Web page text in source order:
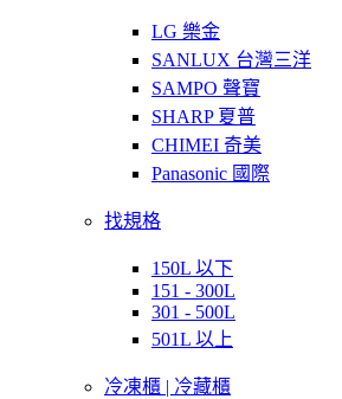
LG 樂金
SANLUX 台灣三洋
SAMPO 聲寶
SHARP 夏普
CHIMEI 奇美
Panasonic 國際
找規格
150L 以下
151 - 300L
301 - 500L
501L 以上
冷凍櫃 | 冷藏櫃